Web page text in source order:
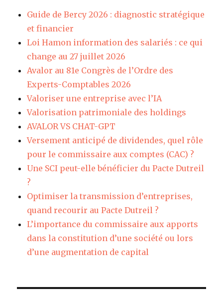
Guide de Bercy 2026 : diagnostic stratégique
et financier
Loi Hamon information des salariés : ce qui
change au 27 juillet 2026
Avalor au 81e Congrès de l’Ordre des
Experts-Comptables 2026
Valoriser une entreprise avec l’IA
Valorisation patrimoniale des holdings
AVALOR VS CHAT-GPT
Versement anticipé de dividendes, quel rôle
pour le commissaire aux comptes (CAC) ?
Une SCI peut-elle bénéficier du Pacte Dutreil
?
Optimiser la transmission d’entreprises,
quand recourir au Pacte Dutreil ?
L’importance du commissaire aux apports
dans la constitution d’une société ou lors
d’une augmentation de capital